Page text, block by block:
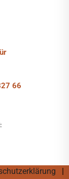
66
|